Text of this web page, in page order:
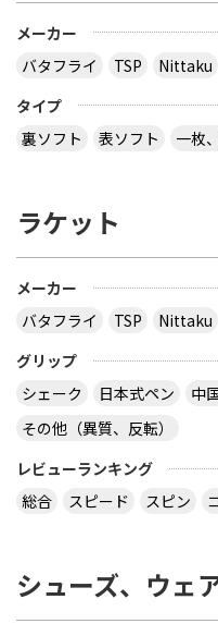
メーカー
バタフライ
TSP Nittaku
タイプ
裏ソフト
表ソフト 一枚
ラケット
メーカー
バタフライ
TSP Nittaku
グリップ
シェーク
日本式ペン 中
その他（異質、反転）
レビューランキング
総合
スピード スピン
シューズ、ウェ